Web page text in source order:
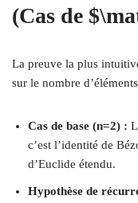
(Cas de
La preuve la plus
sur le nombre
Cas de base (n=2) :
c’est l’identité de
d’Euclide étendu.
Hypothèse de